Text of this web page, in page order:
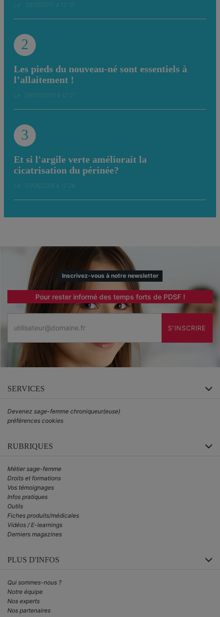
Le : 08/10/2017 à 12:10
2
Les pieds du nouveau-né sont essentiels à
l’allaitement !
Le : 09/07/2019 à 12:07
3
Et si l'argile verte améliorait la
cicatrisation du périnée?
Le : 17/06/2018 à 12:06
Inscrivez-vous à notre newsletter
Pour rester informé des temps forts de PDSF !
S'INSCRIRE
SERVICES
Devenez sage-femme chroniqueur(euse)
préférences cookies
RUBRIQUES
Métier sage-femme
Droits et formations
Vos témoignages
Infos pratiques
Outils
Fiches produits/médicales
Vidéos / E-learnings
Derniers magazines
PLUS D'INFOS
Qui sommes-nous ?
Notre équipe
Nos experts
Nos partenaires